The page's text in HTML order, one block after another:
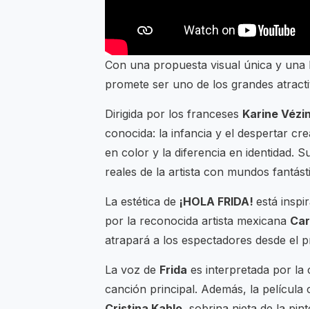
Con una propuesta visual única y
promete ser uno de los grandes
Dirigida por los franceses Karine
conocida: la infancia y el despertar
en color y la diferencia en identidad.
reales de la artista con mundos
La estética de ¡HOLA FRIDA! está
por la reconocida artista mexicana
atrapará a los espectadores desde el
La voz de Frida es interpretada por la
canción principal. Además, la